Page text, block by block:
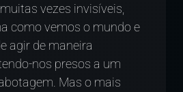
vezes invisíveis,
como vemos o mundo e
agir de maneira
nos presos a um
Mas o mais